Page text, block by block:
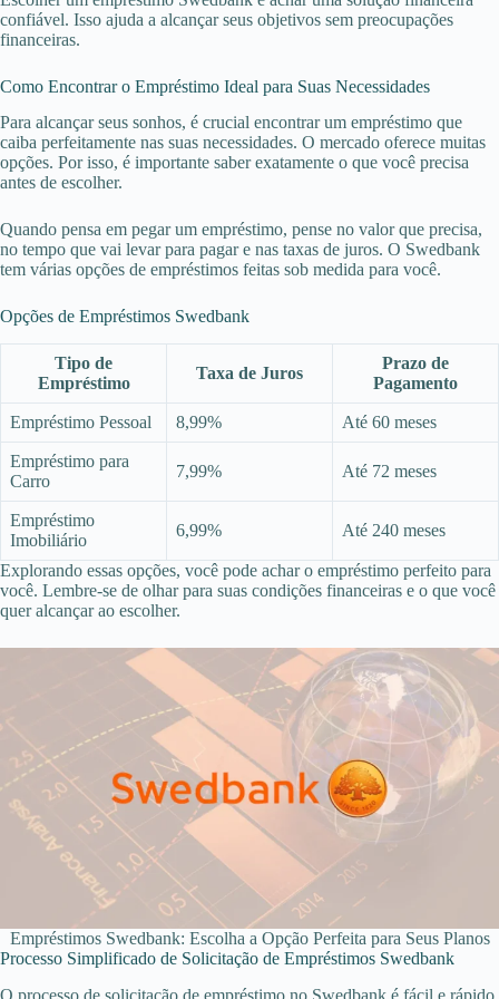
confiável. Isso ajuda a alcançar seus objetivos sem preocupações
financeiras.
Como Encontrar o Empréstimo Ideal para Suas Necessidades
Para alcançar seus sonhos, é crucial encontrar um empréstimo que
caiba perfeitamente nas suas necessidades. O mercado oferece muitas
opções. Por isso, é importante saber exatamente o que você precisa
antes de escolher.
Quando pensa em pegar um empréstimo, pense no valor que precisa,
no tempo que vai levar para pagar e nas taxas de juros. O Swedbank
tem várias opções de empréstimos feitas sob medida para você.
Opções de Empréstimos Swedbank
Tipo de
Empréstimo
Taxa de Juros
Prazo de
Pagamento
Empréstimo Pessoal 8,99% Até 60 meses
Empréstimo para
Carro
7,99% Até 72 meses
Empréstimo
Imobiliário
6,99% Até 240 meses
Explorando essas opções, você pode achar o empréstimo perfeito para
você. Lembre-se de olhar para suas condições financeiras e o que você
quer alcançar ao escolher.
Empréstimos Swedbank: Escolha a Opção Perfeita para Seus Planos
Processo Simplificado de Solicitação de Empréstimos Swedbank
O processo de solicitação de empréstimo no Swedbank é fácil e rápido.